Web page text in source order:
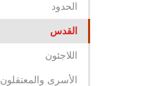
الحدود
القدس
اللاجئون
الأسرى والمعتقلون